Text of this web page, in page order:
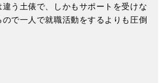
う土俵で、しかもサポートを受けな
で一人で就職活動をするよりも圧倒